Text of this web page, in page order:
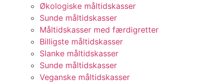
Økologiske måltidskasser
Sunde måltidskasser
Måltidskasser med færdigretter
Billigste måltidskasser
Slanke måltidskasser
Sunde måltidskasser
Veganske måltidskasser